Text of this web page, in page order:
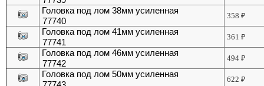
Головка под лом 38мм усиленная
77740
358₽
Головка под лом 41мм усиленная
77741
361₽
Головка под лом 46мм усиленная
77742
494₽
Головка под лом 50мм усиленная
622₽